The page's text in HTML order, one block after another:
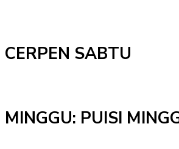
CERPEN SABTU
MINGGU: PUISI